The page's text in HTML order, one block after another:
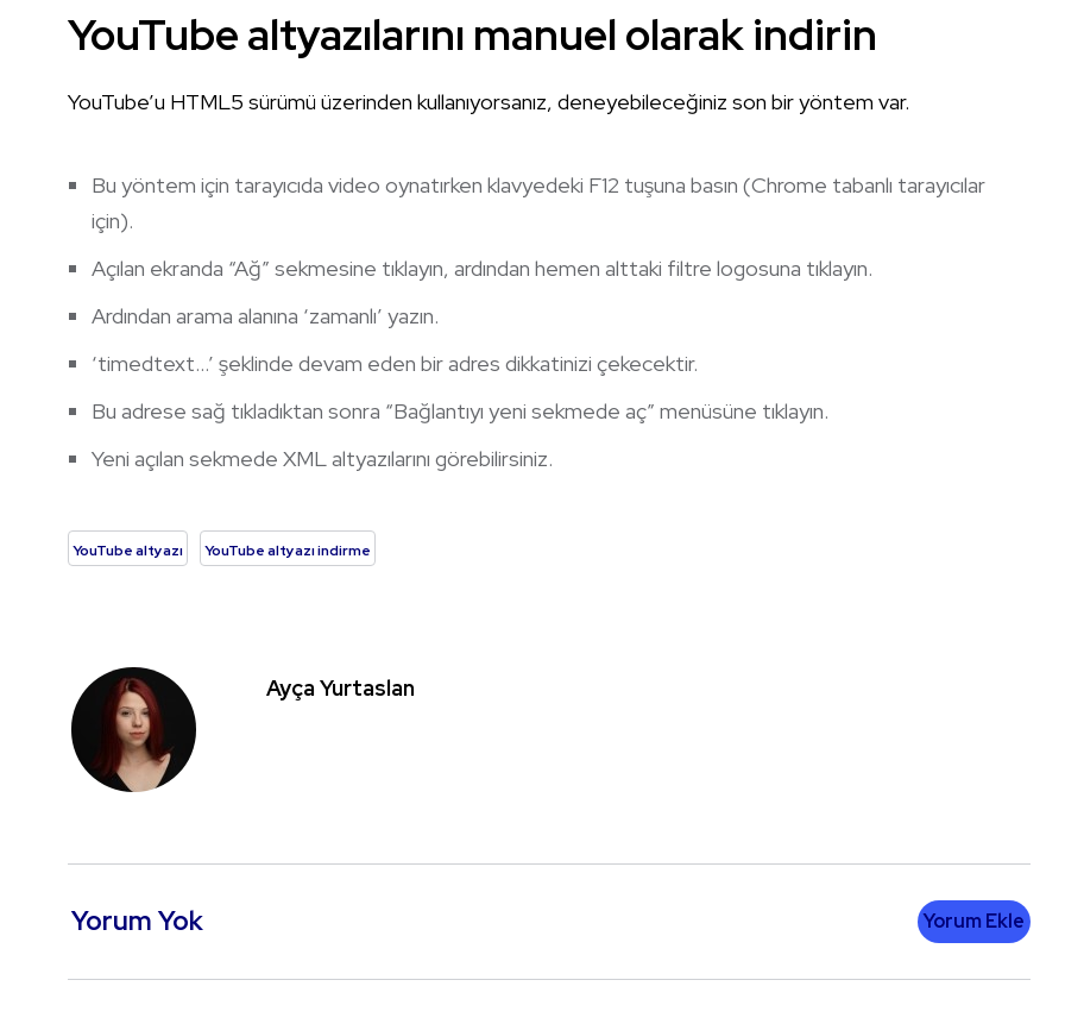
YouTube altyazılarını manuel olarak indirin
YouTube’u HTML5 sürümü üzerinden kullanıyorsanız, deneyebileceğiniz son bir yöntem var.
Bu yöntem için tarayıcıda video oynatırken klavyedeki F12 tuşuna basın (Chrome tabanlı tarayıcılar
için).
Açılan ekranda “Ağ” sekmesine tıklayın, ardından hemen alttaki filtre logosuna tıklayın.
Ardından arama alanına ‘zamanlı’ yazın.
‘timedtext…’ şeklinde devam eden bir adres dikkatinizi çekecektir.
Bu adrese sağ tıkladıktan sonra “Bağlantıyı yeni sekmede aç” menüsüne tıklayın.
Yeni açılan sekmede XML altyazılarını görebilirsiniz.
YouTube altyazı YouTube altyazı indirme
Ayça Yurtaslan
Yorum Yok Yorum Ekle